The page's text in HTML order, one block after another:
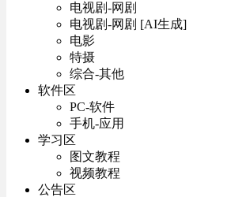
电视剧-网剧
电视剧-网剧 [AI生成]
电影
特摄
综合-其他
软件区
PC-软件
手机-应用
学习区
图文教程
视频教程
公告区